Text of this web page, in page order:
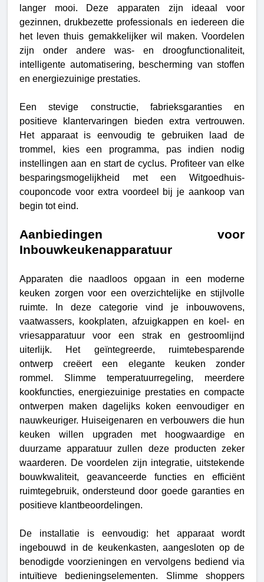
langer mooi. Deze apparaten zijn ideaal voor
gezinnen, drukbezette professionals en iedereen die
het leven thuis gemakkelijker wil maken. Voordelen
zijn onder andere was- en droogfunctionaliteit,
intelligente automatisering, bescherming van stoffen
en energiezuinige prestaties.
Een stevige constructie, fabrieksgaranties en
positieve klantervaringen bieden extra vertrouwen.
Het apparaat is eenvoudig te gebruiken laad de
trommel, kies een programma, pas indien nodig
instellingen aan en start de cyclus. Profiteer van elke
besparingsmogelijkheid met een Witgoedhuis-
couponcode voor extra voordeel bij je aankoop van
begin tot eind.
Aanbiedingen voor
Inbouwkeukenapparatuur
Apparaten die naadloos opgaan in een moderne
keuken zorgen voor een overzichtelijke en stijlvolle
ruimte. In deze categorie vind je inbouwovens,
vaatwassers, kookplaten, afzuigkappen en koel- en
vriesapparatuur voor een strak en gestroomlijnd
uiterlijk. Het geïntegreerde, ruimtebesparende
ontwerp creëert een elegante keuken zonder
rommel. Slimme temperatuurregeling, meerdere
kookfuncties, energiezuinige prestaties en compacte
ontwerpen maken dagelijks koken eenvoudiger en
nauwkeuriger. Huiseigenaren en verbouwers die hun
keuken willen upgraden met hoogwaardige en
duurzame apparatuur zullen deze producten zeker
waarderen. De voordelen zijn integratie, uitstekende
bouwkwaliteit, geavanceerde functies en efficiënt
ruimtegebruik, ondersteund door goede garanties en
positieve klantbeoordelingen.
De installatie is eenvoudig: het apparaat wordt
ingebouwd in de keukenkasten, aangesloten op de
benodigde voorzieningen en vervolgens bediend via
intuïtieve bedieningselementen. Slimme shoppers